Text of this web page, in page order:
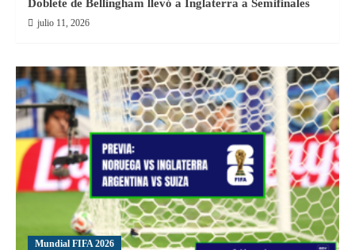
Doblete de Bellingham llevó a Inglaterra a Semifinales
julio 11, 2026
Mundial FIFA 2026